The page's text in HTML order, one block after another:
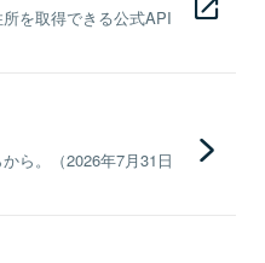
を取得できる公式API
ら。（2026年7月31日